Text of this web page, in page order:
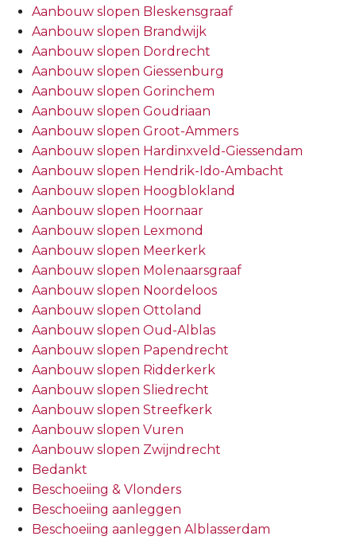
Aanbouw slopen Bleskensgraaf
Aanbouw slopen Brandwijk
Aanbouw slopen Dordrecht
Aanbouw slopen Giessenburg
Aanbouw slopen Gorinchem
Aanbouw slopen Goudriaan
Aanbouw slopen Groot-Ammers
Aanbouw slopen Hardinxveld-Giessendam
Aanbouw slopen Hendrik-Ido-Ambacht
Aanbouw slopen Hoogblokland
Aanbouw slopen Hoornaar
Aanbouw slopen Lexmond
Aanbouw slopen Meerkerk
Aanbouw slopen Molenaarsgraaf
Aanbouw slopen Noordeloos
Aanbouw slopen Ottoland
Aanbouw slopen Oud-Alblas
Aanbouw slopen Papendrecht
Aanbouw slopen Ridderkerk
Aanbouw slopen Sliedrecht
Aanbouw slopen Streefkerk
Aanbouw slopen Vuren
Aanbouw slopen Zwijndrecht
Bedankt
Beschoeiing & Vlonders
Beschoeiing aanleggen
Beschoeiing aanleggen Alblasserdam